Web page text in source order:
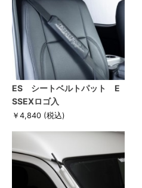
ES シートベルトパット E
SSEXロゴ入
￥4,840 (税込)